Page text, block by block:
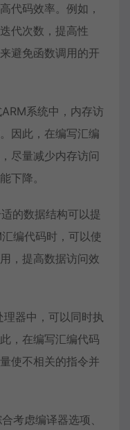
代码效率。例如，
代次数，提高性
避免函数调用的开
系统中，内存访
因此，在编写汇编
尽量减少内存访问
下降。
的数据结构可以提
编代码时，可以使
，提高数据访问效
器中，可以同时执
，在编写汇编代码
使不相关的指令并
考虑编译器选项、